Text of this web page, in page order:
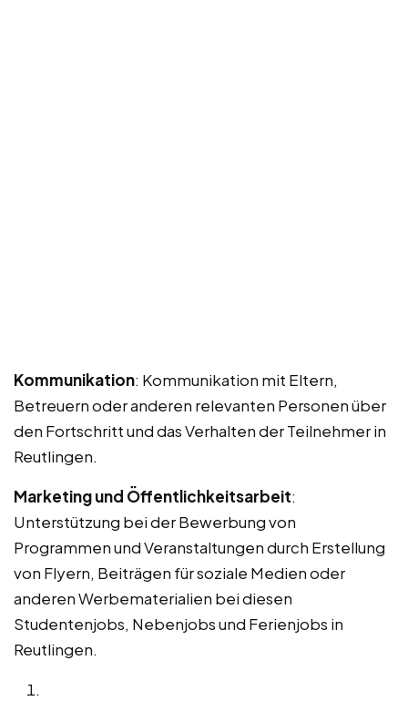
Kommunikation: Kommunikation mit Eltern,
Betreuern oder anderen relevanten Personen über
den Fortschritt und das Verhalten der Teilnehmer in
Reutlingen.
Marketing und Öffentlichkeitsarbeit:
Unterstützung bei der Bewerbung von
Programmen und Veranstaltungen durch Erstellung
von Flyern, Beiträgen für soziale Medien oder
anderen Werbematerialien bei diesen
Studentenjobs, Nebenjobs und Ferienjobs in
Reutlingen.